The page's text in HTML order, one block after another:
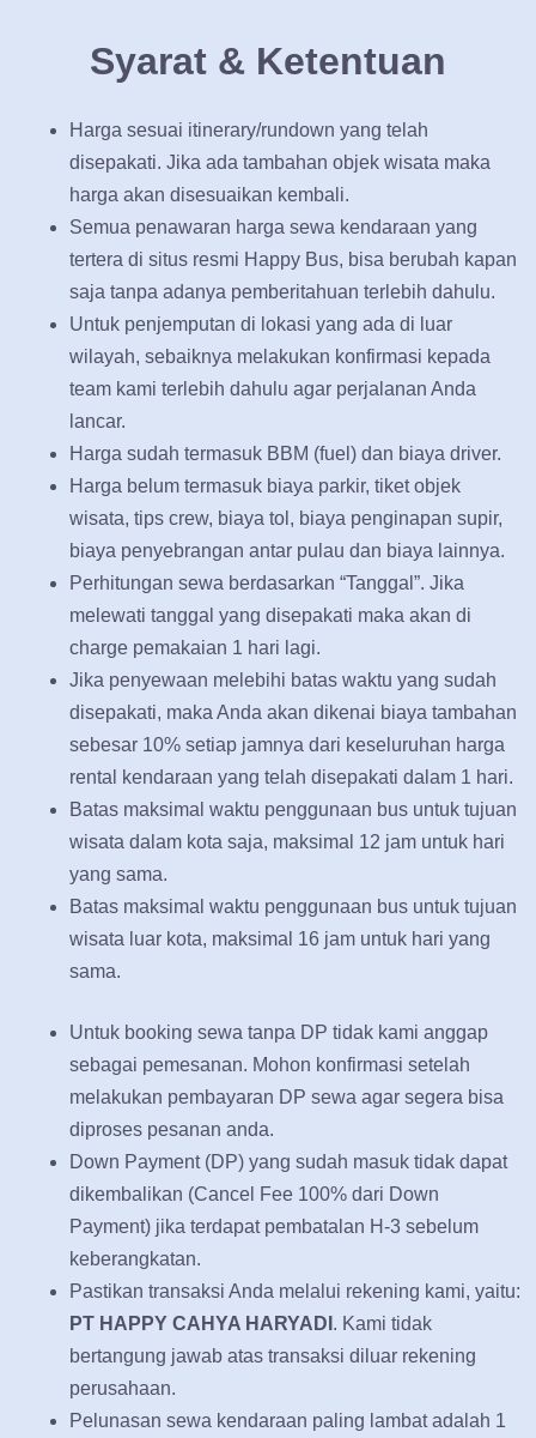
Syarat & Ketentuan
Harga sesuai itinerary/rundown yang telah
disepakati. Jika ada tambahan objek wisata maka
harga akan disesuaikan kembali.
Semua penawaran harga sewa kendaraan yang
tertera di situs resmi Happy Bus, bisa berubah kapan
saja tanpa adanya pemberitahuan terlebih dahulu.
Untuk penjemputan di lokasi yang ada di luar
wilayah, sebaiknya melakukan konfirmasi kepada
team kami terlebih dahulu agar perjalanan Anda
lancar.
Harga sudah termasuk BBM (fuel) dan biaya driver.
Harga belum termasuk biaya parkir, tiket objek
wisata, tips crew, biaya tol, biaya penginapan supir,
biaya penyebrangan antar pulau dan biaya lainnya.
Perhitungan sewa berdasarkan “Tanggal”. Jika
melewati tanggal yang disepakati maka akan di
charge pemakaian 1 hari lagi.
Jika penyewaan melebihi batas waktu yang sudah
disepakati, maka Anda akan dikenai biaya tambahan
sebesar 10% setiap jamnya dari keseluruhan harga
rental kendaraan yang telah disepakati dalam 1 hari.
Batas maksimal waktu penggunaan bus untuk tujuan
wisata dalam kota saja, maksimal 12 jam untuk hari
yang sama.
Batas maksimal waktu penggunaan bus untuk tujuan
wisata luar kota, maksimal 16 jam untuk hari yang
sama.
Untuk booking sewa tanpa DP tidak kami anggap
sebagai pemesanan. Mohon konfirmasi setelah
melakukan pembayaran DP sewa agar segera bisa
diproses pesanan anda.
Down Payment (DP) yang sudah masuk tidak dapat
dikembalikan (Cancel Fee 100% dari Down
Payment) jika terdapat pembatalan H-3 sebelum
keberangkatan.
Pastikan transaksi Anda melalui rekening kami, yaitu:
PT HAPPY CAHYA HARYADI . Kami tidak
bertangung jawab atas transaksi diluar rekening
perusahaan.
Pelunasan sewa kendaraan paling lambat adalah 1